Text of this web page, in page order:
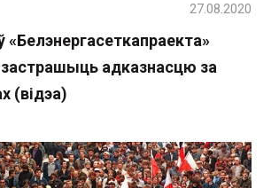
«Белэнергасеткапраекта»
застрашыць адказнасцю за
(відэа)
27.08.2020